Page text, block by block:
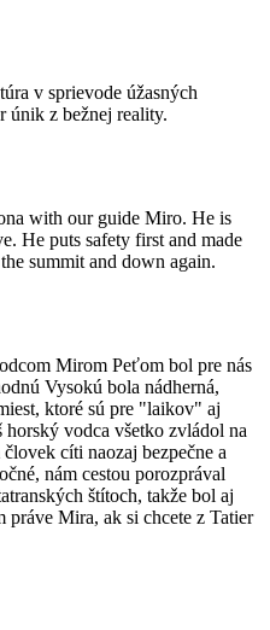
v sprievode úžasných
únik z bežnej reality.
with our guide Miro. He is
He puts safety first and made
summit and down again.
Mirom Peťom bol pre nás
Vysokú bola nádherná,
ktoré sú pre "laikov" aj
vodca všetko zvládol na
cíti naozaj bezpečne a
nám cestou porozprával
štítoch, takže bol aj
práve Mira, ak si chcete z Tatier